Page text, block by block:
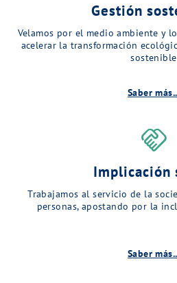
Gestión
Velamos por el medio ambiente y
acelerar la transformación
sostenible
Saber
handshake
Implicación
Trabajamos al servicio de la
personas, apostando por la
Saber